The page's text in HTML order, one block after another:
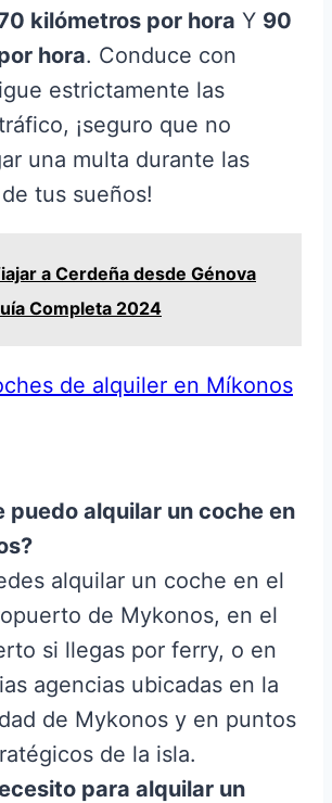
kilómetros por hora Y 90
hora. Conduce con
estrictamente las
¡seguro que no
una multa durante las
tus sueños!
a Cerdeña desde Génova
Completa 2024
de alquiler en Míkonos
puedo alquilar un coche en
alquilar un coche en el
de Mykonos, en el
si llegas por ferry, o en
agencias ubicadas en la
de Mykonos y en puntos
de la isla.
para alquilar un